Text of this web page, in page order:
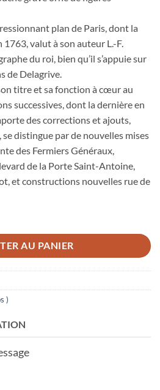
plan de Paris, dont la
valut à son auteur L.-F.
du roi, bien qu’il s’appuie sur
de Delagrive.
titre et sa fonction à cœur au
successives, dont la dernière en
des corrections et ajouts,
distingue par de nouvelles mises
des Fermiers Généraux,
de la Porte Saint-Antoine,
et constructions nouvelles rue de
AU PANIER
)